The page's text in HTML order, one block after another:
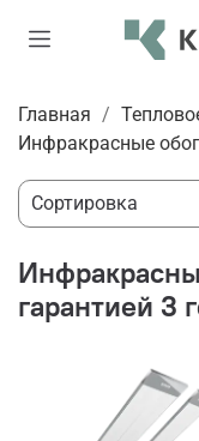
Главная
Инфракрасные
гарантией 3